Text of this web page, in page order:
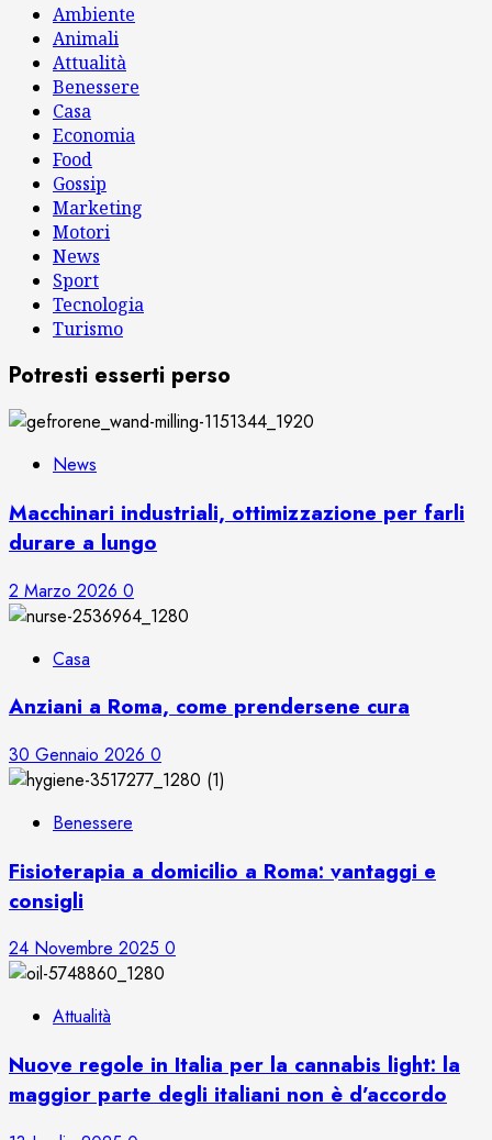
Ambiente
Animali
Attualità
Benessere
Casa
Economia
Food
Gossip
Marketing
Motori
News
Sport
Tecnologia
Turismo
Potresti esserti perso
News
Macchinari industriali, ottimizzazione per farli
durare a lungo
2 Marzo 2026 0
Casa
Anziani a Roma, come prendersene cura
30 Gennaio 2026 0
Benessere
Fisioterapia a domicilio a Roma: vantaggi e
consigli
24 Novembre 2025 0
Attualità
Nuove regole in Italia per la cannabis light: la
maggior parte degli italiani non è d’accordo